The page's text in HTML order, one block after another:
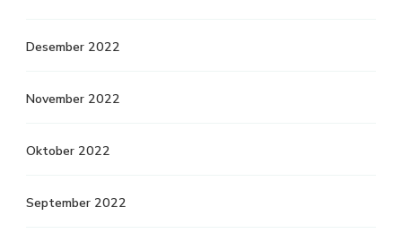
Desember 2022
November 2022
Oktober 2022
September 2022